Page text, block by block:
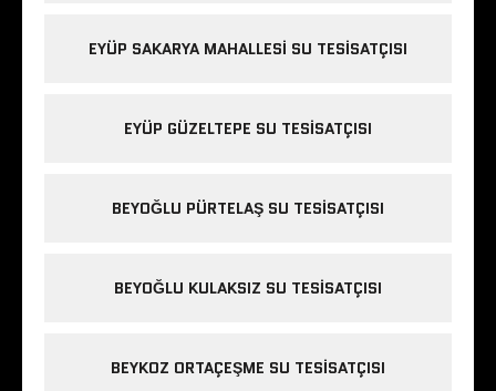
EYÜP SAKARYA MAHALLESI SU TESISATÇISI
EYÜP GÜZELTEPE SU TESISATÇISI
BEYOĞLU PÜRTELAŞ SU TESISATÇISI
BEYOĞLU KULAKSIZ SU TESISATÇISI
BEYKOZ ORTAÇEŞME SU TESISATÇISI